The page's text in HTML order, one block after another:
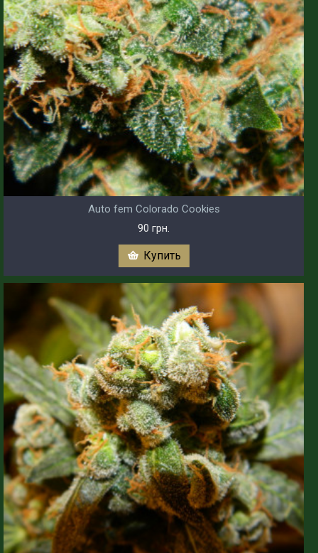
Auto fem Colorado Cookies
90 грн.
Купить